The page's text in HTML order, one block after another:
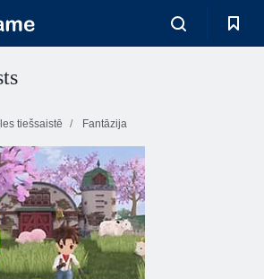
tiešsaistē Fantāzija